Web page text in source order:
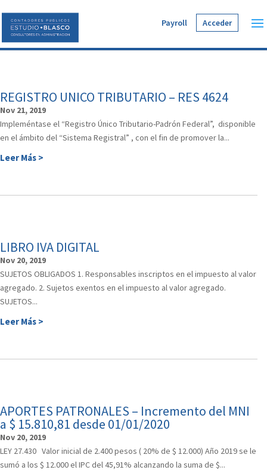
Payroll Acceder
REGISTRO UNICO TRIBUTARIO – RES 4624
Nov 21, 2019
Impleméntase el “Registro Único Tributario-Padrón Federal”, disponible
en el ámbito del “Sistema Registral” , con el fin de promover la...
Leer Más >
LIBRO IVA DIGITAL
Nov 20, 2019
SUJETOS OBLIGADOS 1. Responsables inscriptos en el impuesto al valor
agregado. 2. Sujetos exentos en el impuesto al valor agregado.
SUJETOS...
Leer Más >
APORTES PATRONALES – Incremento del MNI
a $ 15.810,81 desde 01/01/2020
Nov 20, 2019
LEY 27.430 Valor inicial de 2.400 pesos ( 20% de $ 12.000) Año 2019 se le
sumó a los $ 12.000 el IPC del 45,91% alcanzando la suma de $...